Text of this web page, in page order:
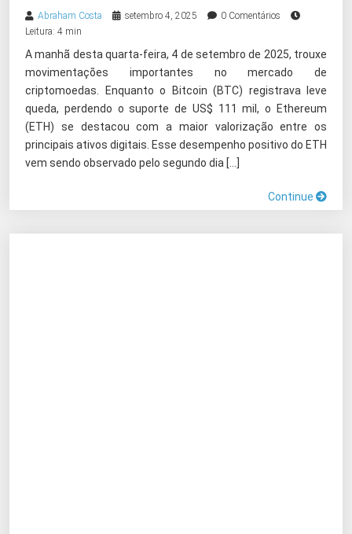
Abraham Costa setembro 4, 2025
0 Comentários
Leitura: 4 min
A manhã desta quarta-feira, 4 de setembro de 2025, trouxe
movimentações importantes no mercado de
criptomoedas. Enquanto o Bitcoin (BTC) registrava leve
queda, perdendo o suporte de US$ 111 mil, o Ethereum
(ETH) se destacou com a maior valorização entre os
principais ativos digitais. Esse desempenho positivo do ETH
vem sendo observado pelo segundo dia […]
Continue